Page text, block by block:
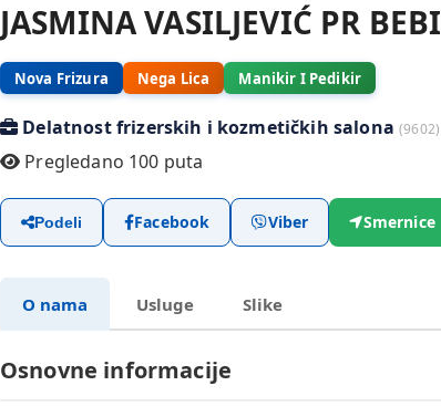
JASMINA VASILJEVIĆ PR BEBI
Nova Frizura Nega Lica Manikir I Pedikir
Delatnost frizerskih i kozmetičkih salona(9602)
Pregledano 100 puta
Podeli Facebook Viber Smernice
O nama Usluge Slike
Osnovne informacije